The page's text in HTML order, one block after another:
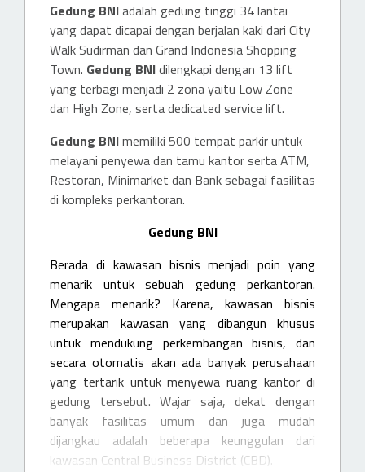
Gedung BNIadalah gedung tinggi 34 lantai
yang dapat dicapai dengan berjalan kaki dari City
Walk Sudirman dan Grand Indonesia Shopping
Town. Gedung BNIdilengkapi dengan 13 lift
yang terbagi menjadi 2 zona yaitu Low Zone
dan High Zone, serta dedicated service lift.
Gedung BNImemiliki 500 tempat parkir untuk
melayani penyewa dan tamu kantor serta ATM,
Restoran, Minimarket dan Bank sebagai fasilitas
di kompleks perkantoran.
Gedung BNI
Berada di kawasan bisnis menjadi poin yang
menarik untuk sebuah gedung perkantoran.
Mengapa menarik? Karena, kawasan bisnis
merupakan kawasan yang dibangun khusus
untuk mendukung perkembangan bisnis, dan
secara otomatis akan ada banyak perusahaan
yang tertarik untuk menyewa ruang kantor di
gedung tersebut. Wajar saja, dekat dengan
banyak fasilitas umum dan juga mudah
dijangkau adalah beberapa keunggulan dari
kawasan Central Business District (CBD).